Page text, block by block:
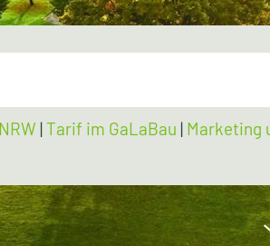
|Tarif im GaLaBau | Marketing